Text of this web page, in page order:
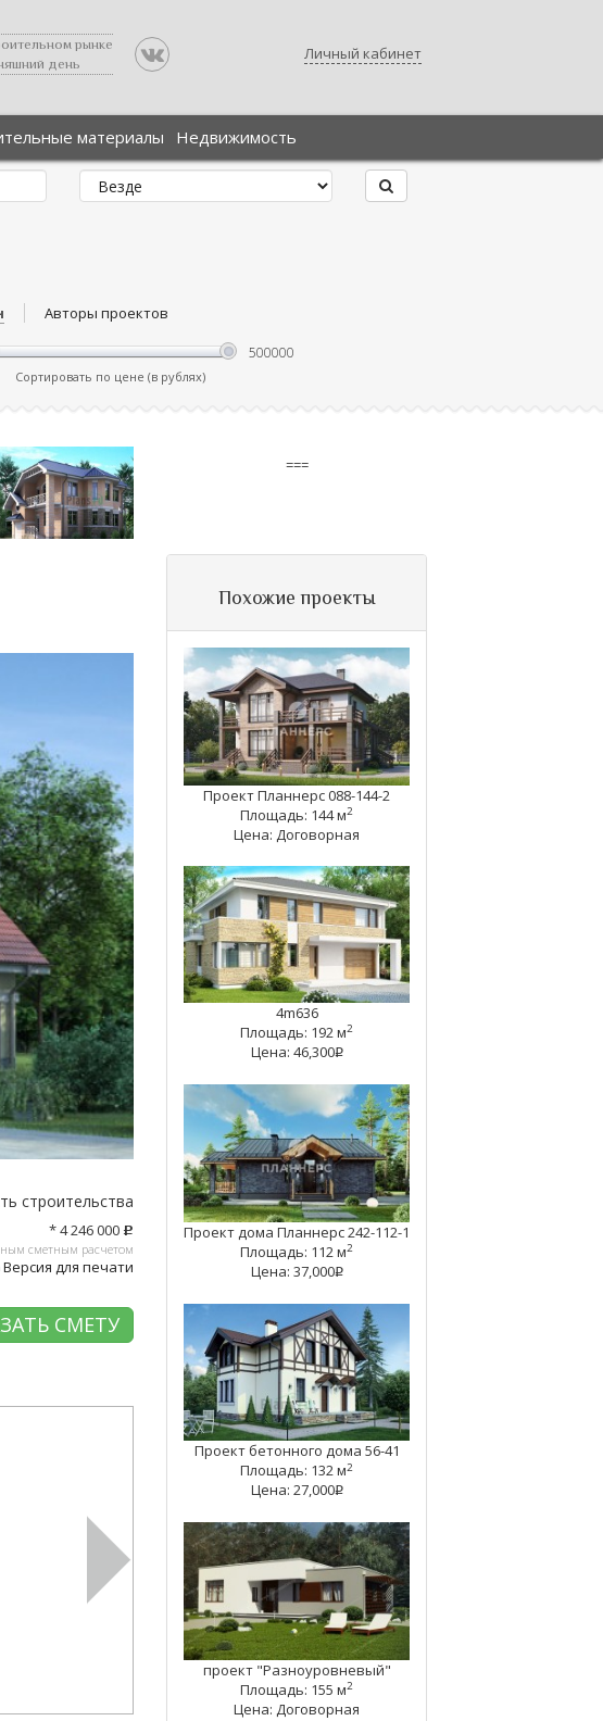
рынке
день
Личный кабинет
материалы Недвижимость
Авторы проектов
Сортировать по цене (в рублях)
строительства
* 4 246 000 c
сметным расчетом
Версия для печати
СМЕТУ
===
Похожие проекты
Проект Планнерс 088-144-2
Площадь: 144 м2
Цена: Договорная
4m636
Площадь: 192 м2
Цена: 46,300q
Проект дома Планнерс 242-112-1
Площадь: 112 м2
Цена: 37,000q
Проект бетонного дома 56-41
Площадь: 132 м2
Цена: 27,000q
проект "Разноуровневый"
Площадь: 155 м2
Цена: Договорная